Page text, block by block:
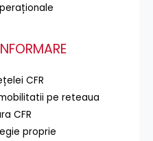
CFR
pe reteaua
CFR
proprie